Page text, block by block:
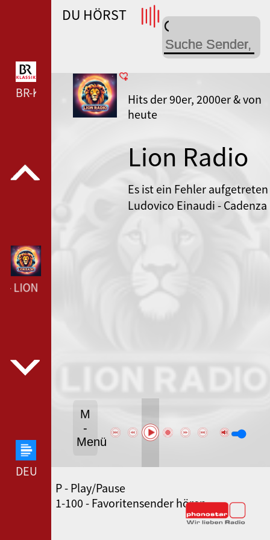
LION RADIO ---
DEUTSCHLANDFUNK --- DEUTSCHLANDFUNK ---
80ER 90ER OLDIE ANTENNE --- 80ER 90ER
WDR 4 --- WDR 4 ---
BR-KLASSIK --- BR-KLASSIK ---
DU HÖRST
Hits der 90er, 2000er & von
heute
Lion Radio
Es ist ein Fehler aufgetreten
Ludovico Einaudi - Cadenza
M
-
Menü
P - Play/Pause
1-100 - Favoritensender hören